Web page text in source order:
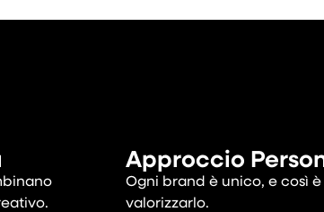
Approccio
Ogni brand è unico, e così
valorizzarlo.